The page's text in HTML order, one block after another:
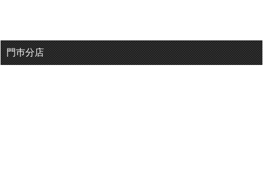
門巿分店